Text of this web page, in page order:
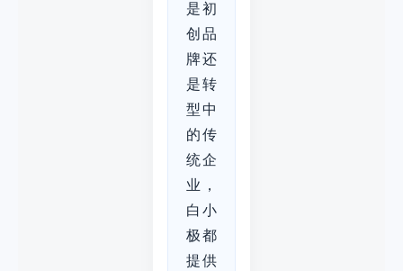
是初
创品
牌还
是转
型中
的传
统企
业，
白小
极都
提供